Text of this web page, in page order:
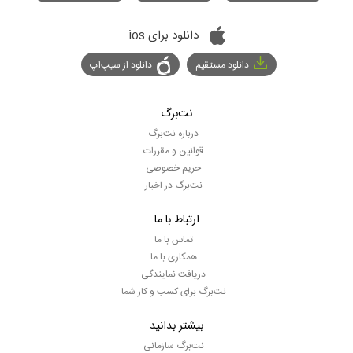
دانلود برای ios
دانلود مستقیم دانلود از سیپ‌اپ
نت‌برگ
درباره نت‌برگ
قوانین و مقررات
حریم خصوصی
نت‌برگ در اخبار
ارتباط با ما
تماس با ما
همکاری با ما
دریافت نمایندگی
نت‌برگ برای کسب و کار شما
بیشتر بدانید
نت‌برگ سازمانی